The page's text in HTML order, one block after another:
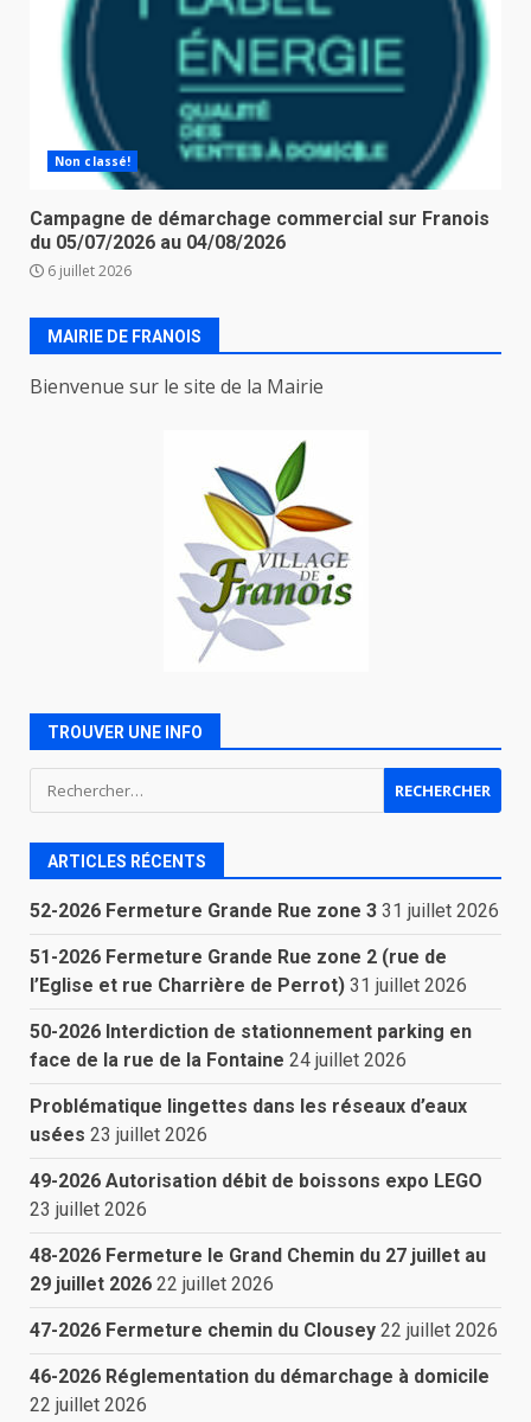
Non classé!
Campagne de démarchage commercial sur Franois
du 05/07/2026 au 04/08/2026
6 juillet 2026
MAIRIE DE FRANOIS
Bienvenue sur le site de la Mairie
TROUVER UNE INFO
Rechercher :
ARTICLES RÉCENTS
52-2026 Fermeture Grande Rue zone 3 31 juillet 2026
51-2026 Fermeture Grande Rue zone 2 (rue de
l’Eglise et rue Charrière de Perrot) 31 juillet 2026
50-2026 Interdiction de stationnement parking en
face de la rue de la Fontaine 24 juillet 2026
Problématique lingettes dans les réseaux d’eaux
usées 23 juillet 2026
49-2026 Autorisation débit de boissons expo LEGO
23 juillet 2026
48-2026 Fermeture le Grand Chemin du 27 juillet au
29 juillet 2026 22 juillet 2026
47-2026 Fermeture chemin du Clousey 22 juillet 2026
46-2026 Réglementation du démarchage à domicile
22 juillet 2026